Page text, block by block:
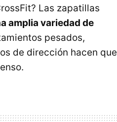
Las zapatillas
amplia variedad de
pesados,
de dirección hacen que